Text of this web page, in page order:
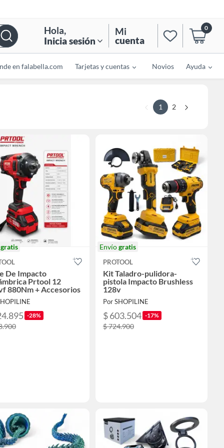
Hola,
Inicia sesión
Mi
cuenta
0
en falabella.com Tarjetas y cuentas Novios Ayuda
1 2
gratis
De Impacto
Prtool 12
880Nm + Accesorios
-28%
Envíogratis
PROTOOL
Kit Taladro-pulidora-
pistola Impacto Brushless
128v
Por SHOPILINE
$ 603.504 -17%
$ 724.900